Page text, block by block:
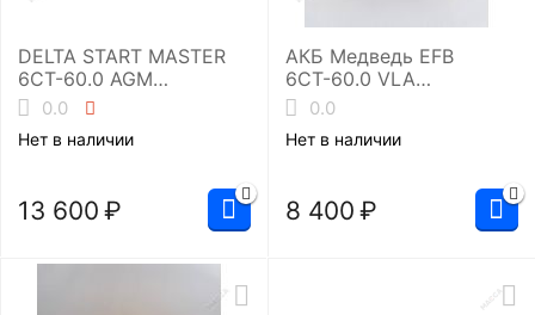
DELTA START MASTER
6CT-60.0 AGM
(L2/660EN)
батарея
0.0
Нет в наличии
13 600 ₽
АКБ Медведь EFB
6СТ-60.0 VLA
(L2/560EN)
0.0
Нет в наличии
8 400 ₽